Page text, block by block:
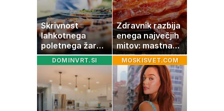
Skrivnost
lahkotnega
poletnega žara,
po katerem ne
boste
potrebovali
popoldanskega
spanca
Zdravnik razbija
enega največjih
mitov: mastna
jetra ne
nastanejo zaradi
slanine, temveč
zaradi živila, ki
ga imamo vsi
radi
DOMINVRT.SI MOSKISVET.COM